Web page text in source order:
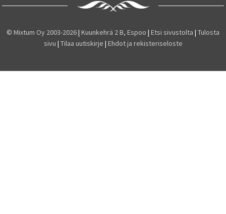
© Mixtum Oy 2003-2026| Kuunkehrä 2 B, Espoo | Etsi sivustolta | Tulosta
sivu | Tilaa uutiskirje | Ehdot ja rekisteriseloste